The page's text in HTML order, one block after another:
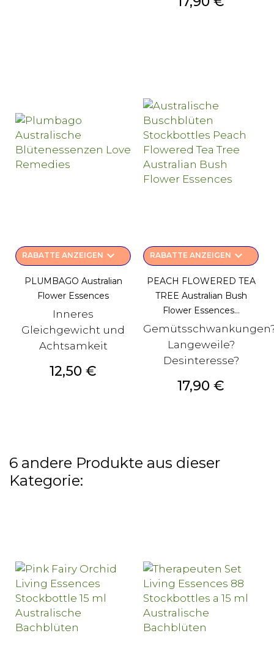
RABATTE ANZEIGEN keyboard_arrow_down
PLUMBAGO Australian
Flower Essences
Inneres
Gleichgewicht und
Achtsamkeit
Preis
12,50 €
RABATTE ANZEIGEN keyboard_arrow_down
PEACH FLOWERED TEA
TREE Australian Bush
Flower Essences...
Langeweile?
Desinteresse?
Preis
17,90 €
6 andere Produkte aus dieser
Kategorie: